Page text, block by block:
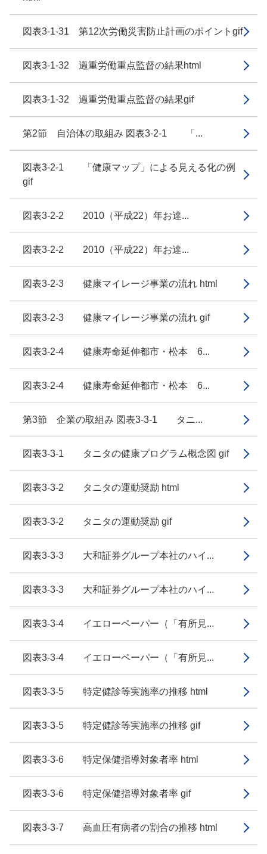
図表3-1-31 第12次労働災害防止計画のポイントgif
図表3-1-32 過重労働重点監督の結果html
図表3-1-32 過重労働重点監督の結果gif
第2節 自治体の取組み 図表3-2-1 「...
図表3-2-1 「健康マップ」による見える化の例
gif
図表3-2-2 2010（平成22）年お達...
図表3-2-2 2010（平成22）年お達...
図表3-2-3 健康マイレージ事業の流れ html
図表3-2-3 健康マイレージ事業の流れ gif
図表3-2-4 健康寿命延伸都市・松本 6...
図表3-2-4 健康寿命延伸都市・松本 6...
第3節 企業の取組み 図表3-3-1 タニ...
図表3-3-1 タニタの健康プログラム概念図 gif
図表3-3-2 タニタの運動奨励 html
図表3-3-2 タニタの運動奨励 gif
図表3-3-3 大和証券グループ本社のハイ...
図表3-3-3 大和証券グループ本社のハイ...
図表3-3-4 イエローペーパー（「有所見...
図表3-3-4 イエローペーパー（「有所見...
図表3-3-5 特定健診等実施率の推移 html
図表3-3-5 特定健診等実施率の推移 gif
図表3-3-6 特定保健指導対象者率 html
図表3-3-6 特定保健指導対象者率 gif
図表3-3-7 高血圧有病者の割合の推移 html